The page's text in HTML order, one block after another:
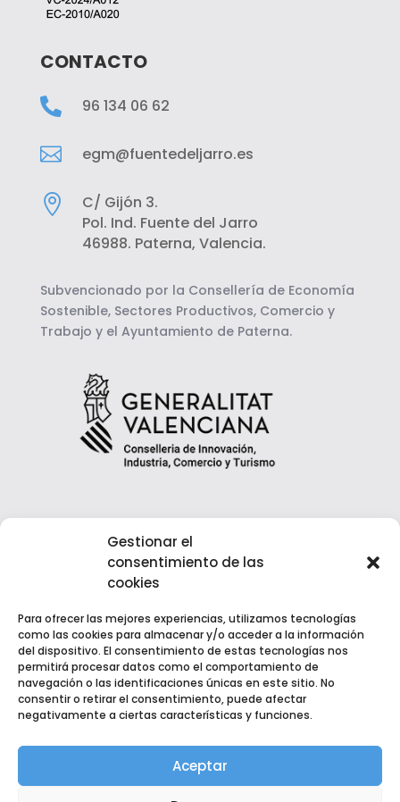
Gestionar el
consentimiento de las
cookies
Para ofrecer las mejores experiencias, utilizamos tecnologías
como las cookies para almacenar y/o acceder a la información
del dispositivo. El consentimiento de estas tecnologías nos
permitirá procesar datos como el comportamiento de
navegación o las identificaciones únicas en este sitio. No
consentir o retirar el consentimiento, puede afectar
negativamente a ciertas características y funciones.
Aceptar
CONTACTO
 96 134 06 62
 egm@fuentedeljarro.es

C/ Gijón 3.
Pol. Ind. Fuente del Jarro
46988. Paterna, Valencia.
Subvencionado por la Consellería de Economía
Sostenible, Sectores Productivos, Comercio y
Trabajo y el Ayuntamiento de Paterna.
Copyright © 2022 EGM Fuente del Jarro | Desarrollado por
Kultea Comunicación
Aviso Legal|Política de Privacidad|Política de Cookies